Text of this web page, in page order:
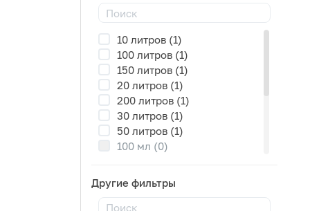
(8)
подъемно-поворотным
механизмом (13)
Стеклянный реактор с
подъемным механизмом и
фильтром (3)
Трехслойный стеклянный
реактор (8)
10 литров (1)
100 литров (1)
150 литров (1)
20 литров (1)
200 литров (1)
30 литров (1)
50 литров (1)
100 мл (0)
1 литр (0)
2 литра (0)
Другие фильтры